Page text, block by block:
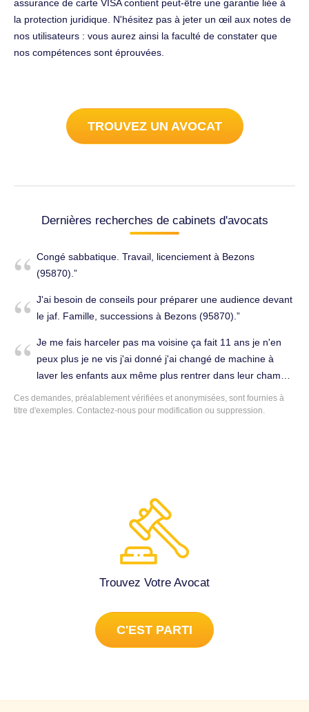
assurance de carte VISA contient peut-être une garantie liée à
la protection juridique. N'hésitez pas à jeter un œil aux notes de
nos utilisateurs : vous aurez ainsi la faculté de constater que
nos compétences sont éprouvées.
TROUVEZ UN AVOCAT
Dernières recherches de cabinets d'avocats
Congé sabbatique. Travail, licenciement à Bezons
(95870).
J'ai besoin de conseils pour préparer une audience devant
le jaf. Famille, successions à Bezons (95870).
Je me fais harceler pas ma voisine ça fait 11 ans je n'en
peux plus je ne vis j'ai donné j'ai changé de machine à
laver les enfants aux même plus rentrer dans leur chambre
j'ai peur qu'elle t'a au radiateur des chambres et dans le
salon cuisine comme jour comme de la nuit merci elle m'a
Ces demandes, préalablement vérifiées et anonymisées, sont fournies à
titre d'exemples. Contactez-nous pour modification ou suppression.
Trouvez Votre Avocat
C'EST PARTI